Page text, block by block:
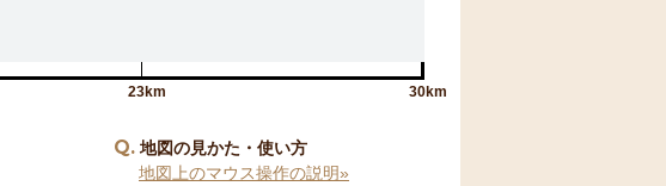
23km 30km
Q 地図の見かた・使い方
地図上のマウス操作の説明»